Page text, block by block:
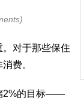
对于那些保住
费。
2%的目标——